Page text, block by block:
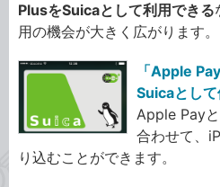
PlusをSuicaとして利用できる
用の機会が大きく広がります。
「Apple
Suicaとし
Apple Pay
合わせて、
り込むことができます。